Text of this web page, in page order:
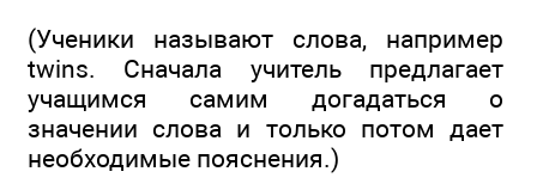
(Ученики называют слова, например
twins. Сначала учитель предлагает
учащимся самим догадаться о
значении слова и только потом дает
необходимые пояснения.)